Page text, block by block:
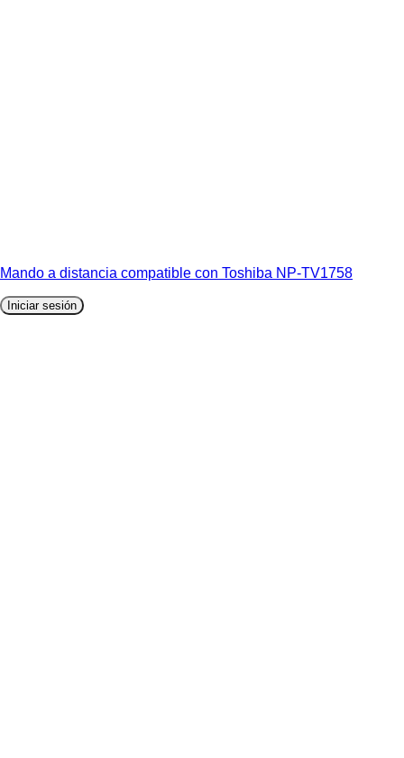
Mando a distancia compatible con Toshiba NP-TV1758
Iniciar sesión